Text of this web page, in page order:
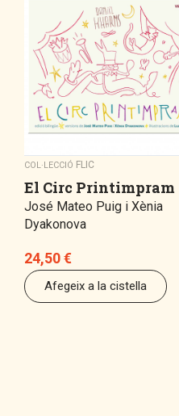
COL·LECCIÓ FLIC
El Circ Printimpram
José Mateo Puig i Xènia
Dyakonova
24,50€
Afegeix a la cistella